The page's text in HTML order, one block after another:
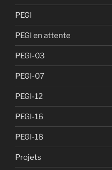
PEGI
PEGI en attente
PEGI-03
PEGI-07
PEGI-12
PEGI-16
PEGI-18
Projets